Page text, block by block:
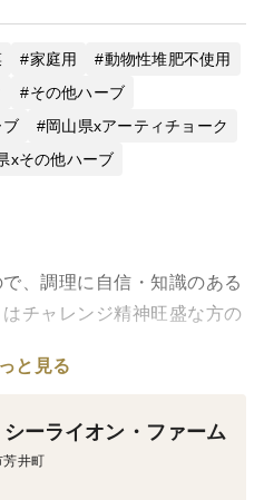
家庭用
動物性堆肥不使用
その他ハーブ
ブ
岡山県xアーティチョーク
xその他ハーブ
、調理に自信・知識のある
チャレンジ精神旺盛な方の
食部が少ないです。あまり
不使用ですので、つぼみの
むこともございます。
と見る
ーライオン・ファーム
芳井町